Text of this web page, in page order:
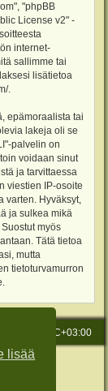
lisää
"phpBB
License v2" -
internet-
sallimme tai
lisätietoa
.
epämoraalista tai
lakeja oli se
palvelin on
voidaan sinut
ja tarvittaessa
viestien IP-osoite
Hyväksyt,
ja sulkea mikä
myös
Tätä tietoa
mutta
tietoturvamurron
ovat UTC+03:00
Limited